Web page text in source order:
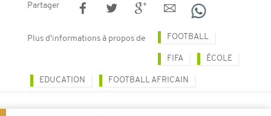
Partager
Plus d'informations à propos de FOOTBALL
FIFA ÉCOLE
EDUCATION FOOTBALL AFRICAIN